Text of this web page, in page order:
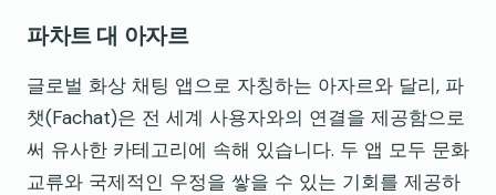
파차트 대 아자르
글로벌 화상 채팅 앱으로 자칭하는 아자르와 달리, 파
챗(Fachat)은 전 세계 사용자와의 연결을 제공함으로
써 유사한 카테고리에 속해 있습니다. 두 앱 모두 문화
교류와 국제적인 우정을 쌓을 수 있는 기회를 제공하